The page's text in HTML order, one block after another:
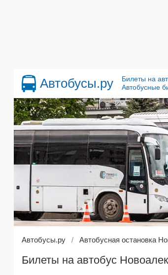
Автобусы.ру
Билеты на
Автобусные
Автобусы.ру Автобусная остановка
Билеты на автобус